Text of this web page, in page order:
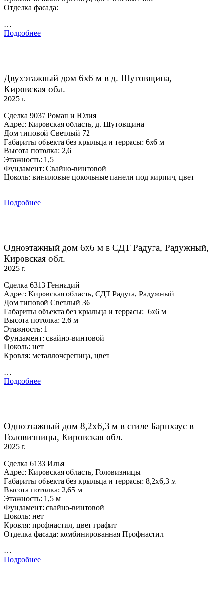
Отделка фасада:
…
Подробнее
Двухэтажный дом 6х6 м в д. Шутовщина,
Кировская обл.
2025 г.
Сделка 9037 Роман и Юлия
Адрес: Кировская область, д. Шутовщина
Дом типовой Светлый 72
Габариты объекта без крыльца и террасы: 6х6 м
Высота потолка: 2,6
Этажность: 1,5
Фундамент: Свайно-винтовой
Цоколь: виниловые цокольные панели под кирпич, цвет
…
Подробнее
Одноэтажный дом 6х6 м в СДТ Радуга, Радужный,
Кировская обл.
2025 г.
Сделка 6313 Геннадий
Адрес: Кировская область, СДТ Радуга, Радужный
Дом типовой Светлый 36
Габариты объекта без крыльца и террасы: 6х6 м
Высота потолка: 2,6 м
Этажность: 1
Фундамент: свайно-винтовой
Цоколь: нет
Кровля: металлочерепица, цвет
…
Подробнее
Одноэтажный дом 8,2х6,3 м в стиле Барнхаус в
Головизницы, Кировская обл.
2025 г.
Сделка 6133 Илья
Адрес: Кировская область, Головизницы
Габариты объекта без крыльца и террасы: 8,2х6,3 м
Высота потолка: 2,65 м
Этажность: 1,5 м
Фундамент: свайно-винтовой
Цоколь: нет
Кровля: профнастил, цвет графит
Отделка фасада: комбинированная Профнастил
…
Подробнее